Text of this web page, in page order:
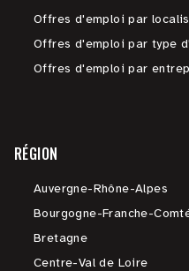
Offres d'emploi par
Offres d'emploi par type
Offres d'emploi par
RÉGION
Auvergne-Rhône-Alpes
Bourgogne-Franche-
Bretagne
Centre-Val de Loire